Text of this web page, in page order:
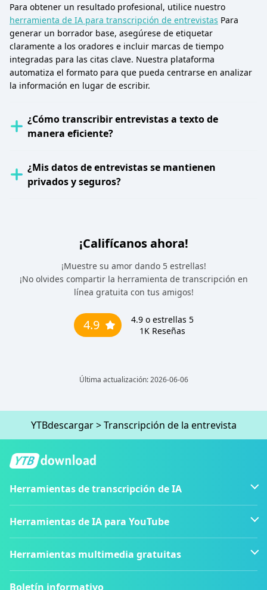
Para obtener un resultado profesional, utilice nuestro
herramienta de IA para transcripción de entrevistas Para
generar un borrador base, asegúrese de etiquetar
claramente a los oradores e incluir marcas de tiempo
integradas para las citas clave. Nuestra plataforma
automatiza el formato para que pueda centrarse en analizar
la información en lugar de escribir.
¿Cómo transcribir entrevistas a texto de
manera eficiente?
¿Mis datos de entrevistas se mantienen
privados y seguros?
¡Califícanos ahora!
¡Muestre su amor dando 5 estrellas!
¡No olvides compartir la herramienta de transcripción en
línea gratuita con tus amigos!
4.9 4.9o estrellas 5
1KReseñas
Última actualización: 2026-06-06
YTBdescargar>Transcripción de la entrevista
Herramientas de transcripción de IA
Herramientas de IA para YouTube
Herramientas multimedia gratuitas
Boletín informativo